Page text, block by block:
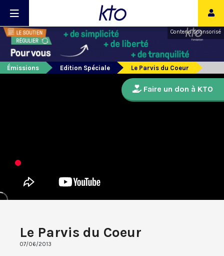
Contenu sponsorisé
Émissions Edition Spéciale Le Parvis du Coeur
Le Parvis du Coeur
07/06/2013
Faire un don à KTO